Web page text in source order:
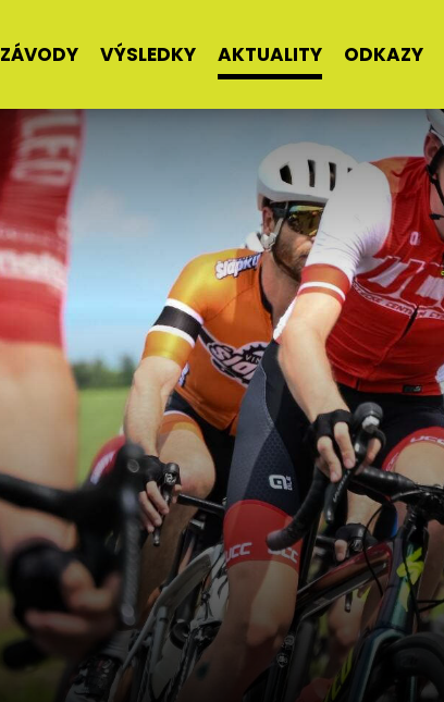
ZÁVODY VÝSLEDKY AKTUALITY ODKAZY